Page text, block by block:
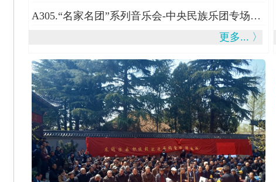
A305.“名家名团”系列音乐会-中央民族乐团专场（上、下）
更多... 〉